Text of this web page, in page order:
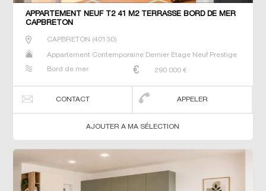
APPARTEMENT NEUF T2 41 M2 TERRASSE BORD DE MER
CAPBRETON
CAPBRETON (40130)
Appartement Contemporaine Dernier Etage Neuf Prestige
Bord de mer
290 000 €
CONTACT APPELER
AJOUTER A MA SÉLECTION